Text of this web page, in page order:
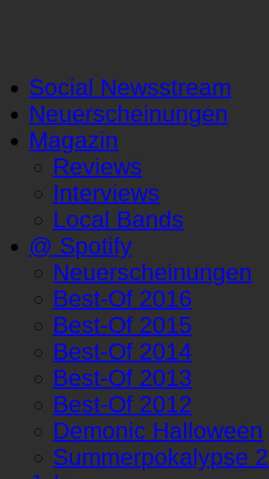
Social Newsstream
Neuerscheinungen
Magazin
Reviews
Interviews
Local Bands
@ Spotify
Neuerscheinungen
Best-Of 2016
Best-Of 2015
Best-Of 2014
Best-Of 2013
Best-Of 2012
Demonic Halloween
Summerpokalypse